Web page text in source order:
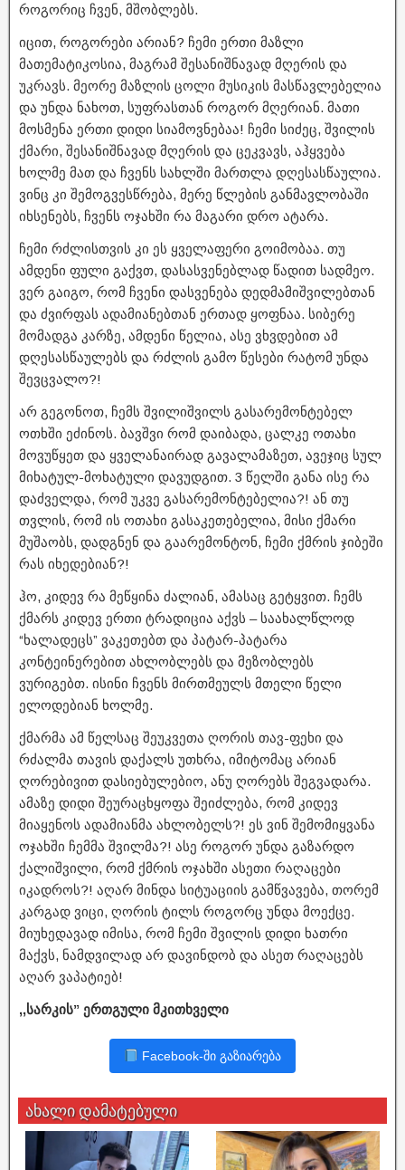
როგორიც ჩვენ, მშობლებს.
იცით, როგორები არიან? ჩემი ერთი მაზლი
მათემატიკოსია, მაგრამ შესანიშნავად მღერის და
უკრავს. მეორე მაზლის ცოლი მუსიკის მასწავლებელია
და უნდა ნახოთ, სუფრასთან როგორ მღერიან. მათი
მოსმენა ერთი დიდი სიამოვნებაა! ჩემი სიძეც, შვილის
ქმარი, შესანიშნავად მღერის და ცეკვავს, აჰყვება
ხოლმე მათ და ჩვენს სახლში მართლა დღესასწაულია.
ვინც კი შემოგვესწრება, მერე წლების განმავლობაში
იხსენებს, ჩვენს ოჯახში რა მაგარი დრო ატარა.
ჩემი რძლისთვის კი ეს ყველაფერი გოიმობაა. თუ
ამდენი ფული გაქვთ, დასასვენებლად წადით სადმეო.
ვერ გაიგო, რომ ჩვენი დასვენება დედმამიშვილებთან
და ძვირფას ადამიანებთან ერთად ყოფნაა. სიბერე
მომადგა კარზე, ამდენი წელია, ასე ვხვდებით ამ
დღესასწაულებს და რძლის გამო წესები რატომ უნდა
შევცვალო?!
არ გეგონოთ, ჩემს შვილიშვილს გასარემონტებელ
ოთხში ეძინოს. ბავშვი რომ დაიბადა, ცალკე ოთახი
მოვუწყეთ და ყველანაირად გავალამაზეთ, ავეჯიც სულ
მიხატულ-მოხატული დავუდგით. 3 წელში განა ისე რა
დაძველდა, რომ უკვე გასარემონტებელია?! ან თუ
თვლის, რომ ის ოთახი გასაკეთებელია, მისი ქმარი
მუშაობს, დადგნენ და გაარემონტონ, ჩემი ქმრის ჯიბეში
რას იხედებიან?!
ჰო, კიდევ რა მეწყინა ძალიან, ამასაც გეტყვით. ჩემს
ქმარს კიდევ ერთი ტრადიცია აქვს – საახალწლოდ
“ხალადეცს” ვაკეთებთ და პატარ-პატარა
კონტეინერებით ახლობლებს და მეზობლებს
ვურიგებთ. ისინი ჩვენს მირთმეულს მთელი წელი
ელოდებიან ხოლმე.
ქმარმა ამ წელსაც შეუკვეთა ღორის თავ-ფეხი და
რძალმა თავის დაქალს უთხრა, იმიტომაც არიან
ღორებივით დასიებულებიო, ანუ ღორებს შეგვადარა.
ამაზე დიდი შეურაცხყოფა შეიძლება, რომ კიდევ
მიაყენოს ადამიანმა ახლობელს?! ეს ვინ შემომიყვანა
ოჯახში ჩემმა შვილმა?! ასე როგორ უნდა გაზარდო
ქალიშვილი, რომ ქმრის ოჯახში ასეთი რაღაცები
იკადროს?! აღარ მინდა სიტუაციის გამწვავება, თორემ
კარგად ვიცი, ღორის ტილს როგორც უნდა მოექცე.
მიუხედავად იმისა, რომ ჩემი შვილის დიდი ხათრი
მაქვს, ნამდვილად არ დავინდობ და ასეთ რაღაცებს
აღარ ვაპატიებ!
,,სარკის” ერთგული მკითხველი
Facebook-ში გაზიარება
ახალი დამატებული